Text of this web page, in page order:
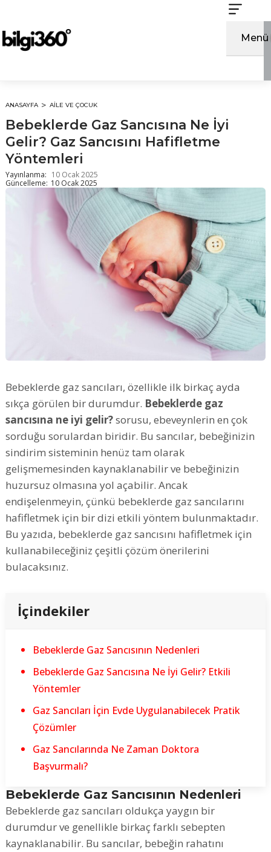
Menü
ANASAYFA AILE VE ÇOCUK
Bebeklerde Gaz Sancısına Ne İyi
Gelir? Gaz Sancısını Hafifletme
Yöntemleri
Yayınlanma: 10 Ocak 2025
Güncelleme: 10 Ocak 2025
Bebeklerde gaz sancıları, özellikle ilk birkaç ayda
sıkça görülen bir durumdur. Bebeklerde gaz
sancısına ne iyi gelir?sorusu, ebeveynlerin en çok
sorduğu sorulardan biridir. Bu sancılar, bebeğinizin
sindirim sisteminin henüz tam olarak
gelişmemesinden kaynaklanabilir ve bebeğinizin
huzursuz olmasına yol açabilir. Ancak
endişelenmeyin, çünkü bebeklerde gaz sancılarını
hafifletmek için bir dizi etkili yöntem bulunmaktadır.
Bu yazıda, bebeklerde gaz sancısını hafifletmek için
kullanabileceğiniz çeşitli çözüm önerilerini
bulacaksınız.
İçindekiler
Bebeklerde Gaz Sancısının Nedenleri
Bebeklerde Gaz Sancısına Ne İyi Gelir? Etkili
Yöntemler
Gaz Sancıları İçin Evde Uygulanabilecek Pratik
Çözümler
Gaz Sancılarında Ne Zaman Doktora
Başvurmalı?
Bebeklerde Gaz Sancısının Nedenleri
Bebeklerde gaz sancıları oldukça yaygın bir
durumdur ve genellikle birkaç farklı sebepten
kaynaklanabilir. Bu sancılar, bebeğin rahatını